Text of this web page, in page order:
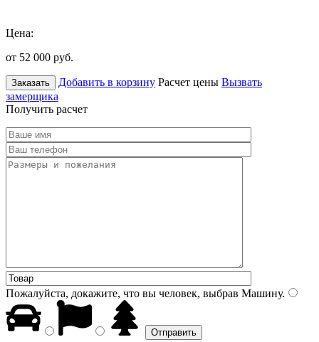
Цена:
от 52 000 руб.
Заказать Добавить в корзину Расчет цены Вызвать
замерщика
Получить расчет
Пожалуйста, докажите, что вы человек, выбрав Машину.